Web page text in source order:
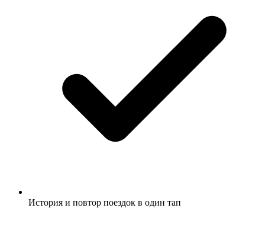
История и повтор поездок в один тап